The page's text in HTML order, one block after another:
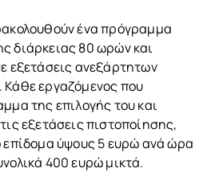
ένα πρόγραμμα
διάρκειας 80 ωρών και
εξετάσεις ανεξάρτητων
εργαζόμενος που
της επιλογής του και
εξετάσεις πιστοποίησης,
επίδομα ύψους 5 ευρώ ανά ώρα
400 ευρώ μικτά.